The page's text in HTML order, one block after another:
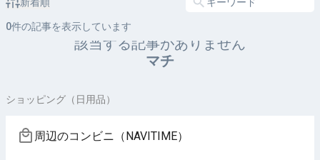
0件の記事を表示しています
該当する記事がありません
マチ
ショッピング（日用品）
周辺のコンビニ（NAVITIME）